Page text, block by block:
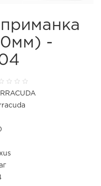
-